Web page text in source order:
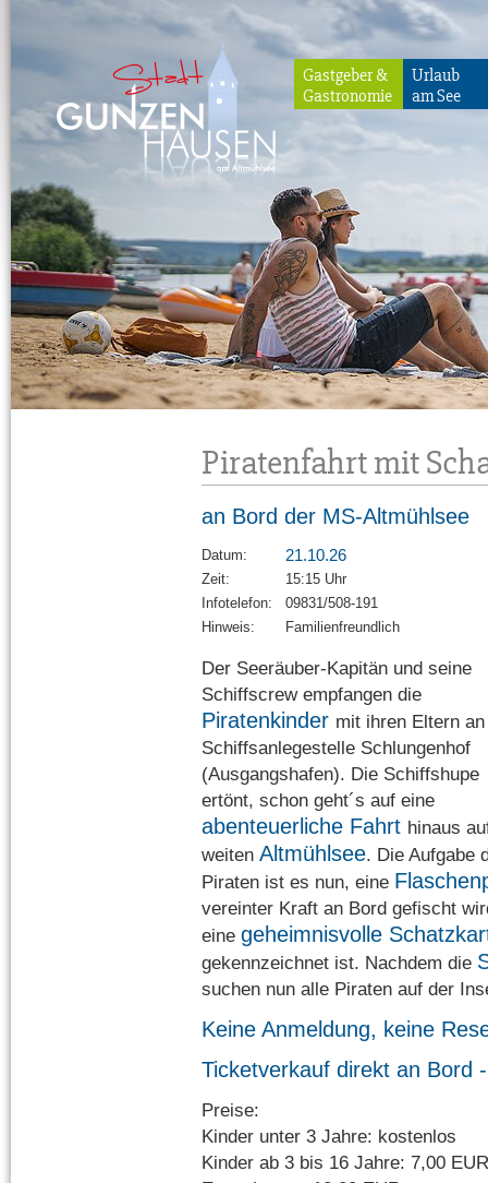
Gunzenhausen
Gastgeber &
Gastronomie
Urlaub
am See
Piratenfahrt mit
an Bord der MS-Altmühlsee
Datum: 21.10.26
Zeit:
15:15 Uhr
Infotelefon: 09831/508-191
Hinweis:
Familienfreundlich
Der Seeräuber-Kapitän und seine
Schiffscrew empfangen die
Piratenkinder mit ihren Eltern
Schiffsanlegestelle Schlungenhof
(Ausgangshafen). Die Schiffshupe
ertönt, schon geht´s auf eine
abenteuerliche Fahrt hinaus
weiten Altmühlsee. Die Aufgabe
Piraten ist es nun, eine
vereinter Kraft an Bord gefischt
eine geheimnisvolle
gekennzeichnet ist. Nachdem die
suchen nun alle Piraten auf der
Keine Anmeldung, keine
Ticketverkauf direkt an Bord
Preise:
Kinder unter 3 Jahre: kostenlos
Kinder ab 3 bis 16 Jahre: 7,00 EUR